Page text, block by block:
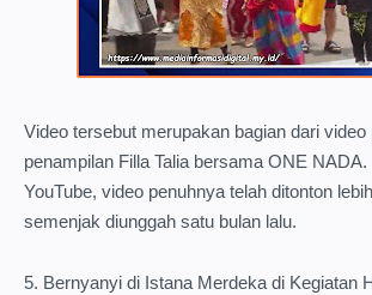
Video tersebut merupakan bagian dari video
penampilan Filla Talia bersama ONE NADA.
YouTube, video penuhnya telah ditonton
semenjak diunggah satu bulan lalu.
5. Bernyanyi di Istana Merdeka di Kegiatan